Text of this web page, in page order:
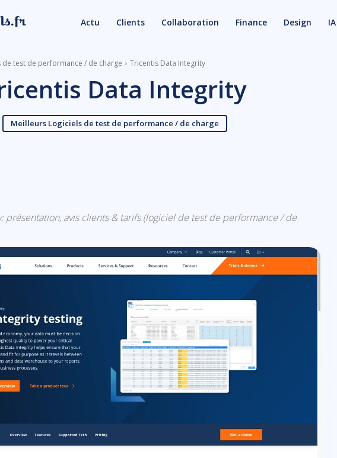
Actu Clients Collaboration Finance Design IA
de test de performance / de charge Tricentis Data Integrity
Data Integrity
Meilleurs Logiciels de test de performance / de charge
présentation, avis clients & tarifs (logiciel de test de performance / de